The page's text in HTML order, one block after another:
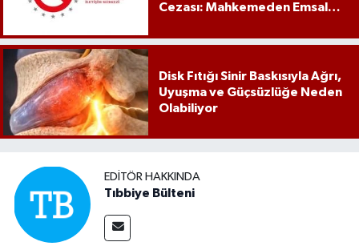
Cezası: Mahkemeden Emsal
Disk Fıtığı Sinir Baskısıyla Ağrı,
Uyuşma ve Güçsüzlüğe Neden
Olabiliyor
EDITÖR HAKKINDA
Tıbbiye Bülteni